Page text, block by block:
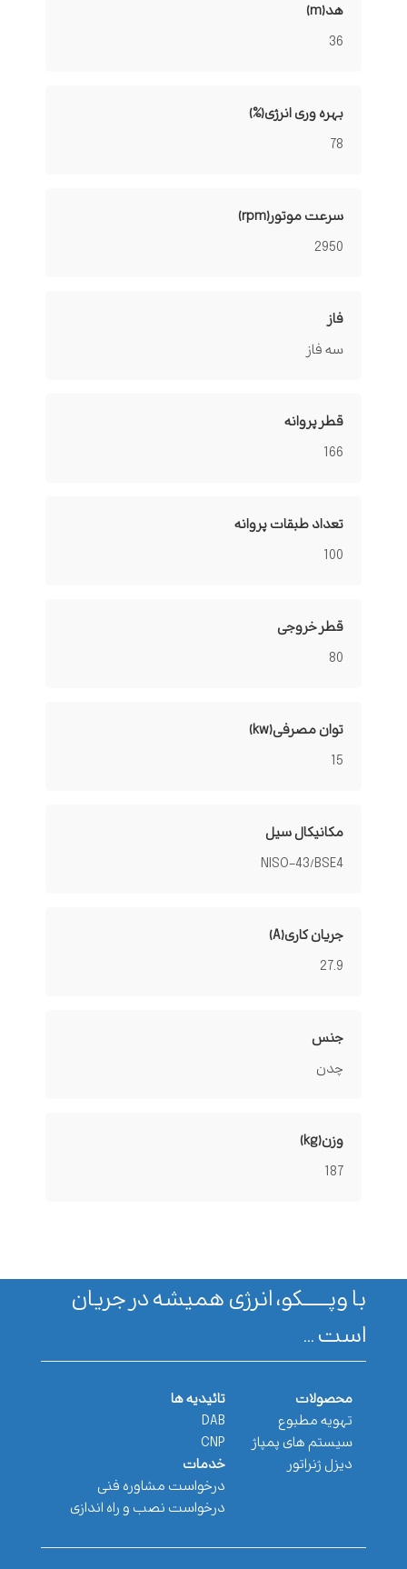
هد(m)
36
بهره وری انرژی(%)
78
سرعت موتور(rpm)
2950
فاز
سه فاز
قطر پروانه
166
تعداد طبقات پروانه
100
قطر خروجی
80
توان مصرفی(kw)
15
مکانیکال سیل
NISO-43/BSE4
جریان کاری(A)
27.9
جنس
چدن
وزن(kg)
187
با وپـــــــکو، انرژی همیشه در جریان
است ...
محصولات
تهویه مطبوع
سیستم های پمپاژ
دیزل ژنراتور
تائیدیه ها
DAB
CNP
خدمات
درخواست مشاوره فنی
درخواست نصب و راه اندازی